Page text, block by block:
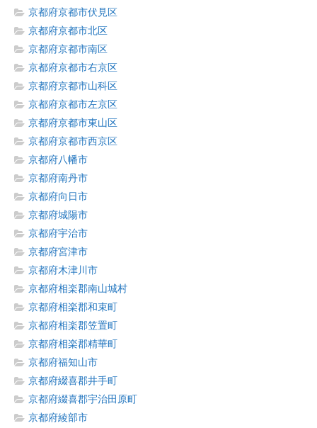
京都府京都市伏見区
京都府京都市北区
京都府京都市南区
京都府京都市右京区
京都府京都市山科区
京都府京都市左京区
京都府京都市東山区
京都府京都市西京区
京都府八幡市
京都府南丹市
京都府向日市
京都府城陽市
京都府宇治市
京都府宮津市
京都府木津川市
京都府相楽郡南山城村
京都府相楽郡和束町
京都府相楽郡笠置町
京都府相楽郡精華町
京都府福知山市
京都府綴喜郡井手町
京都府綴喜郡宇治田原町
京都府綾部市